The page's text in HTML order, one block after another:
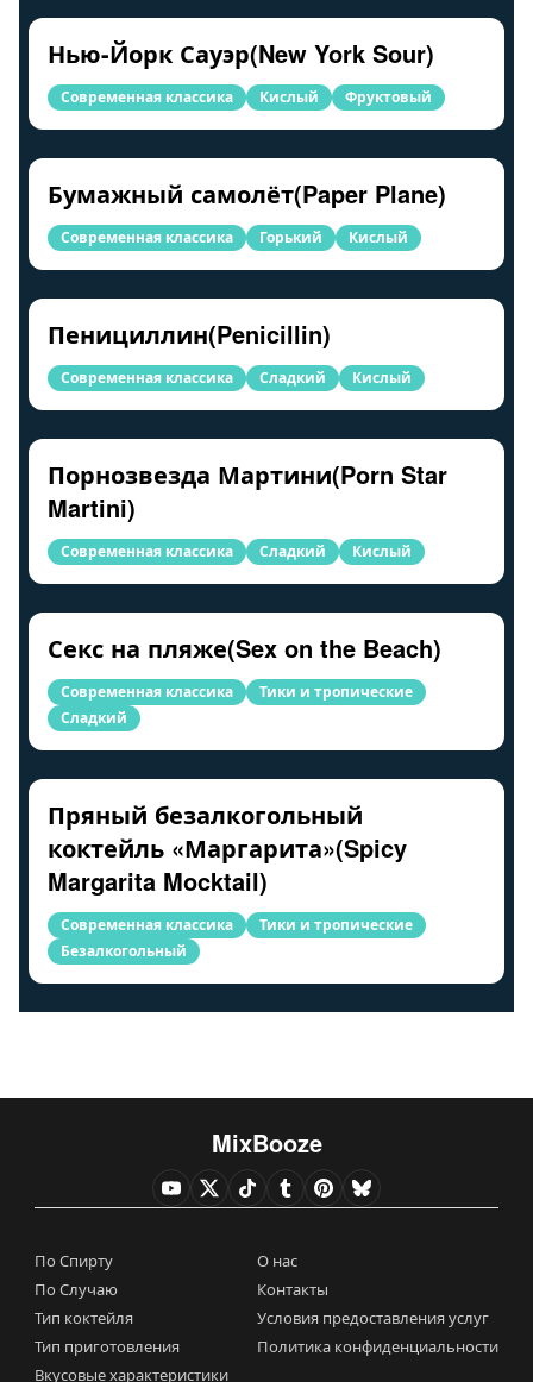
Нью-Йорк Сауэр(New York Sour)
Современная классика Кислый Фруктовый
Бумажный самолёт(Paper Plane)
Современная классика Горький Кислый
Пенициллин(Penicillin)
Современная классика Сладкий Кислый
Порнозвезда Мартини(Porn Star
Martini)
Современная классика Сладкий Кислый
Секс на пляже(Sex on the Beach)
Современная классика
Тики и тропические
Сладкий
Пряный безалкогольный
коктейль «Маргарита»(Spicy
Margarita Mocktail)
Современная классика
Тики и тропические
Безалкогольный
MixBooze
По Спирту
По Случаю
Тип коктейля
Тип приготовления
Вкусовые характеристики
О нас
Контакты
Условия предоставления услуг
Политика конфиденциальности